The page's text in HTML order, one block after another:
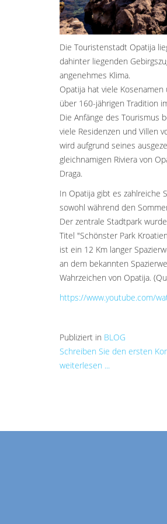
Die Touristenstadt Opatija
dahinter liegenden
angenehmes Klima.
Opatija hat viele
über 160-jährigen Tradition
Die Anfänge des Tourismus
viele Residenzen und Villen
wird aufgrund seines
gleichnamigen Riviera von
Draga.
In Opatija gibt es zahlreiche
sowohl während den
Der zentrale Stadtpark
Titel "Schönster Park
ist ein 12 Km langer
an dem bekannten
Wahrzeichen von Opatija.
https://www.youtube.com/
Publiziert in BLOG
Schreiben Sie den ersten
weiterlesen ...